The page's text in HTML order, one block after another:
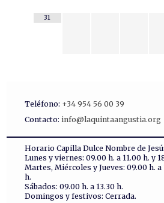
31
Teléfono: +34 954 56 00 39
Contacto: info@laquintaangustia.org
Horario Capilla Dulce Nombre de
Lunes y viernes: 09.00 h. a 11.00 h. y
Martes, Miércoles y Jueves: 09.00 h. a
h.
Sábados: 09.00 h. a 13.30 h.
Domingos y festivos: Cerrada.